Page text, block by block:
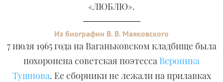
«ЛЮБЛЮ».
Из биографии В. В. Маяковского
7 июля 1965 года на Ваганьковском кладбище была
похоронена советская поэтесса Вероника
Тушнова. Ее сборники не лежали на прилавках